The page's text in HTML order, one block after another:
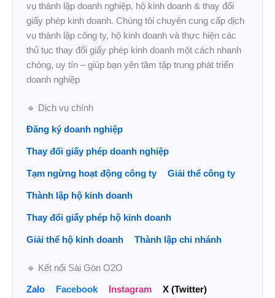
vụ thành lập doanh nghiệp, hộ kinh doanh & thay đổi
giấy phép kinh doanh. Chúng tôi chuyên cung cấp dịch
vụ thành lập công ty, hộ kinh doanh và thực hiện các
thủ tục thay đổi giấy phép kinh doanh một cách nhanh
chóng, uy tín – giúp bạn yên tâm tập trung phát triển
doanh nghiệp
🔹 Dịch vụ chính
Đăng ký doanh nghiệp
Thay đổi giấy phép doanh nghiệp
Tạm ngừng hoạt động công ty Giải thể công ty
Thành lập hộ kinh doanh
Thay đổi giấy phép hộ kinh doanh
Giải thể hộ kinh doanh Thành lập chi nhánh
🔹 Kết nối Sài Gòn O2O
Zalo Facebook Instagram X (Twitter)